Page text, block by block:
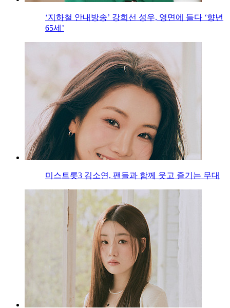
‘지하철 안내방송’ 강희선 성우, 영면에 들다 ‘향년
65세’
미스트롯3 김소연, 팬들과 함께 웃고 즐기는 무대